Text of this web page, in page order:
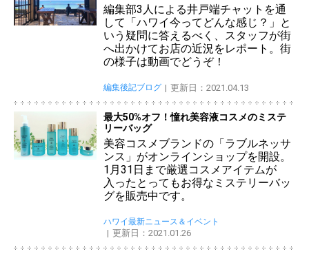
編集部3人による井戸端チャットを通
して「ハワイ今ってどんな感じ？」と
いう疑問に答えるべく、スタッフが街
へ出かけてお店の近況をレポート。街
の様子は動画でどうぞ！
編集後記ブログ 更新日：2021.04.13
最大50%オフ！憧れ美容液コスメのミステ
リーバッグ
美容コスメブランドの「ラブルネッサ
ンス」がオンラインショップを開設。
1月31日まで厳選コスメアイテムが
入ったとってもお得なミステリーバッ
グを販売中です。
ハワイ最新ニュース＆イベント
更新日：2021.01.26